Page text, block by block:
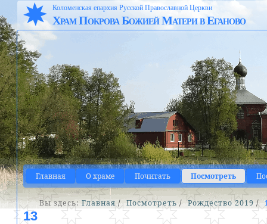
Коломенская епархия Русской Православной Церкви
Храм Покрова Божией Матери в Еганово
Главная О храме Почитать Посмотреть
Вы здесь: Главная /Посмотреть /Рождество 2019 /
13